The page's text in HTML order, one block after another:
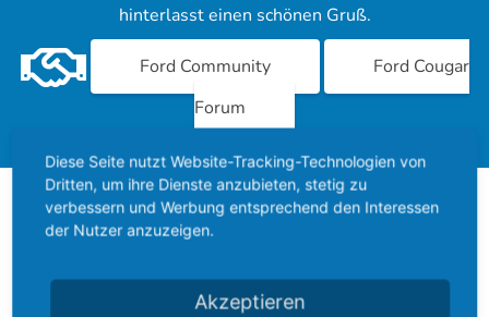
hinterlasst einen schönen Gruß.
Ford Community
Ford Cougar
Forum
Über das FordBoard
Das FordBoard wurde am 17. Dezember 2002 gegründet und
entwickelte sich seitdem zu einer der größten Modell-umfassenden
Diese Seite nutzt Website-Tracking-Technologien von
Dritten, um ihre Dienste anzubieten, stetig zu
verbessern und Werbung entsprechend den Interessen
der Nutzer anzuzeigen.
Akzeptieren